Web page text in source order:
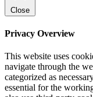
Close
Privacy Overview
This website uses
navigate through the
categorized as
essential for the